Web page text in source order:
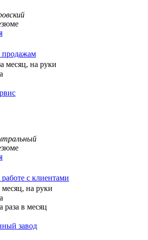
месяц, на руки
с клиентами
месяц, на руки
в месяц
завод